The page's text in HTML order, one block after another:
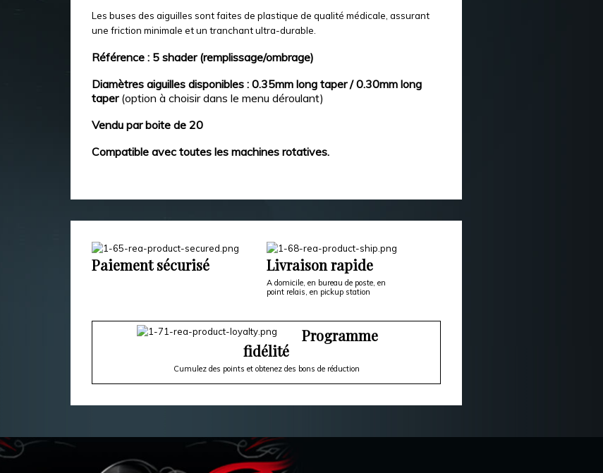
Les buses des aiguilles sont faites de plastique de qualité médicale, assurant
une friction minimale et un tranchant ultra-durable.
Référence : 5 shader (remplissage/ombrage)
Diamètres aiguilles disponibles : 0.35mm long taper / 0.30mm long
taper (option à choisir dans le menu déroulant)
Vendu par boite de 20
Compatible avec toutes les machines rotatives.
Paiement sécurisé Livraison rapide
A domicile, en bureau de poste, en
point relais, en pickup station
Programme
fidélité
Cumulez des points et obtenez des bons de réduction